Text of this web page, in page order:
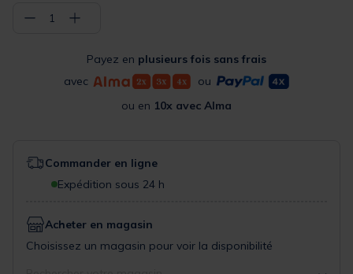
− 1 +
Payez en plusieurs fois sans frais
avec
ou
ou en 10x avec Alma
Commander en ligne
Expédition sous 24 h
Acheter en magasin
Choisissez un magasin pour voir la disponibilité